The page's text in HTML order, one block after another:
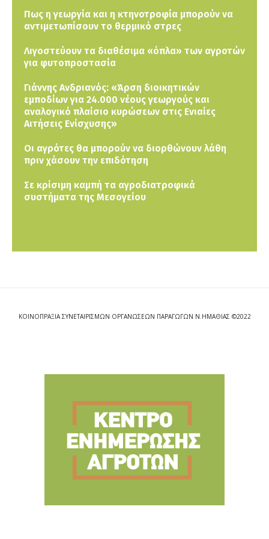
Πως η γεωργία και η κτηνοτροφία μπορούν να
αντιμετωπίσουν το θερμικό στρες
Λιγοστεύουν τα διαθέσιμα «όπλα» των αγροτών
για φυτοπροστασία
Γιάννης Ανδριανός: «Άρση διοικητικών
εμποδίων για 24.000 νέους γεωργούς και
αναλογικό πλαίσιο κυρώσεων στις Ενιαίες
Αιτήσεις Ενίσχυσης»
Οι αγρότες θα μπορούν να διορθώνουν λάθη
πριν χάσουν την επιδότηση
Σε κρίσιμη καμπή τα αγροδιατροφικά
συστήματα της Μεσογείου
ΚΟΙΝΟΠΡΑΞΙΑ ΣΥΝΕΤΑΙΡΙΣΜΩΝ ΟΡΓΑΝΩΣΕΩΝ ΠΑΡΑΓΩΓΩΝ Ν.ΗΜΑΘΙΑΣ ©2022